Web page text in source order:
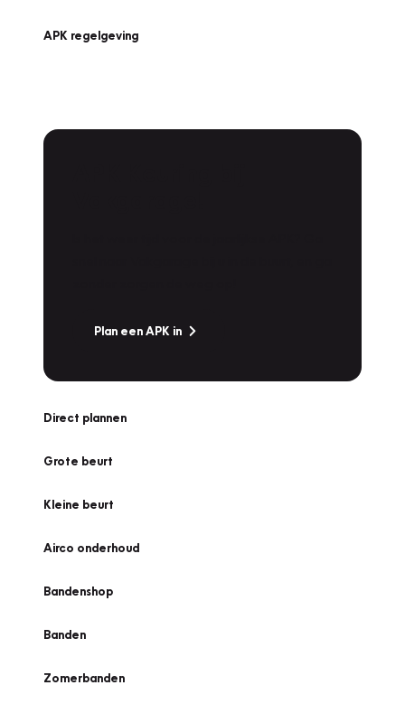
APK regelgeving
Plan een APK in
Direct plannen
Grote beurt
Kleine beurt
Airco onderhoud
Bandenshop
Banden
Zomerbanden